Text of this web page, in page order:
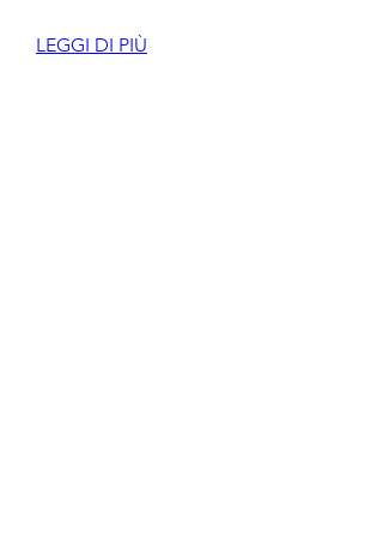
LEGGI DI PIÙ